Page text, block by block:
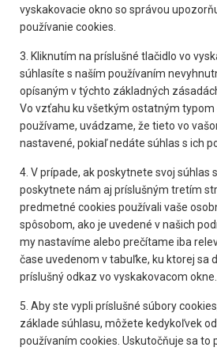
vyskakovacie okno so správou
používanie cookies.
3. Kliknutím na príslušné tlačidlo vo
súhlasíte s naším používaním
opísaným v týchto základných
Vo vzťahu ku všetkým ostatným typom
používame, uvádzame, že tieto vo
nastavené, pokiaľ nedáte súhlas s ich
4. V prípade, ak poskytnete svoj súhlas
poskytnete nám aj príslušným tretím
predmetné cookies používali vaše
spôsobom, ako je uvedené v našich
my nastavíme alebo prečítame iba
čase uvedenom v tabuľke, ku ktorej sa
príslušný odkaz vo vyskakovacom okne.
5. Aby ste vypli príslušné súbory
základe súhlasu, môžete kedykoľvek
používaním cookies. Uskutočňuje sa to